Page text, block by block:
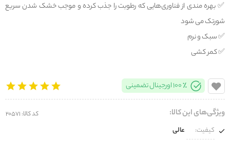
✅️ بهره مندی از فناوری‌هایی که رطوبت را جذب کرده و موجب خشک شدن سریع
شورتک می شود
✅️ سبک و نرم
✅️ کمر کشی
100% اورجینال تضمینی
ویژگی‌های این کالا: کد کالا: 20571
کیفیت:
عالی